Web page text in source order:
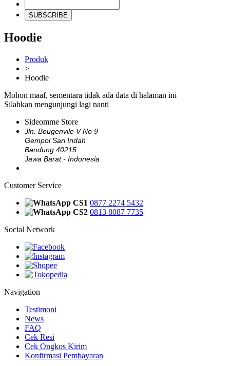
SUBSCRIBE
Hoodie
Produk
>
Hoodie
Mohon maaf, sementara tidak ada data di halaman ini
Silahkan mengunjungi lagi nanti
Sideomme Store
Jln. Bougenvile V No 9
Gempol Sari Indah
Bandung 40215
Jawa Barat - Indonesia
Customer Service
CS1 0877 2274 5432
CS2 0813 8087 7735
Social Network
Navigation
Testimoni
News
FAQ
Cek Resi
Cek Ongkos Kirim
Konfirmasi Pembayaran